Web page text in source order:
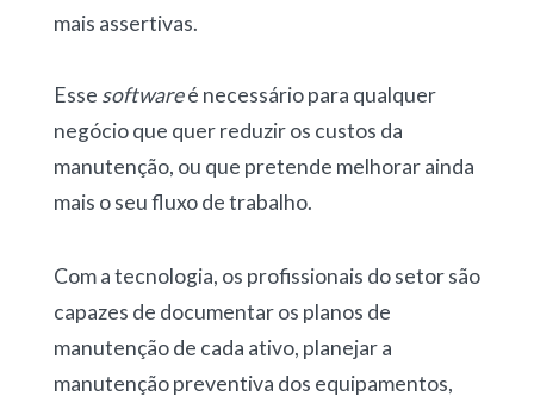
mais assertivas.
Esse softwareé necessário para qualquer
negócio que quer reduzir os custos da
manutenção, ou que pretende melhorar ainda
mais o seu fluxo de trabalho.
Com a tecnologia, os profissionais do setor são
capazes de documentar os planos de
manutenção de cada ativo, planejar a
manutenção preventiva dos equipamentos,